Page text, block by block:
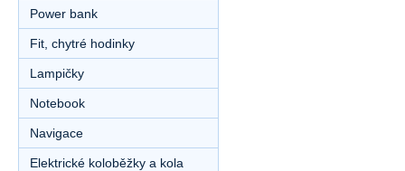
Power bank
Fit, chytré hodinky
Lampičky
Notebook
Navigace
Elektrické koloběžky a kola